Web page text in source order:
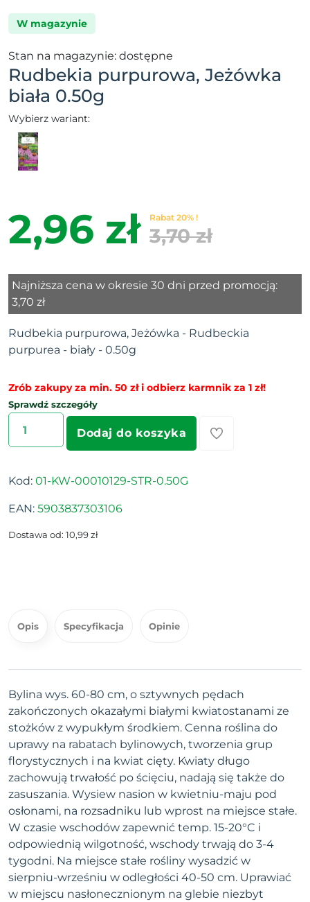
W magazynie
Stan na magazynie: dostępne
Rudbekia purpurowa, Jeżówka
biała 0.50g
Wybierz wariant:
2,96 zł Rabat 20% !
3,70 zł
Najniższa cena w okresie 30 dni przed promocją:
3,70 zł
Rudbekia purpurowa, Jeżówka - Rudbeckia
purpurea - biały - 0.50g
Zrób zakupy za min. 50 zł i odbierz karmnik za 1 zł!
Sprawdź szczegóły
Dodaj do koszyka
Kod: 01-KW-00010129-STR-0.50G
EAN: 5903837303106
Dostawa od: 10,99 zł
Opis Specyfikacja Opinie
Bylina wys. 60-80 cm, o sztywnych pędach
zakończonych okazałymi białymi kwiatostanami ze
stożków z wypukłym środkiem. Cenna roślina do
uprawy na rabatach bylinowych, tworzenia grup
florystycznych i na kwiat cięty. Kwiaty długo
zachowują trwałość po ścięciu, nadają się także do
zasuszania. Wysiew nasion w kwietniu-maju pod
osłonami, na rozsadniku lub wprost na miejsce stałe.
W czasie wschodów zapewnić temp. 15-20°C i
odpowiednią wilgotność, wschody trwają do 3-4
tygodni. Na miejsce stałe rośliny wysadzić w
sierpniu-wrześniu w odległości 40-50 cm. Uprawiać
w miejscu nasłonecznionym na glebie niezbyt